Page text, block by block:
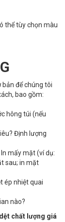
thể tùy chọn màu
để chúng tôi
bao gồm:
hông túi (nếu
Định lượng
mấy mặt (ví dụ:
sau; in mặt
ép nhiệt quai
nào?
chất lượng giá